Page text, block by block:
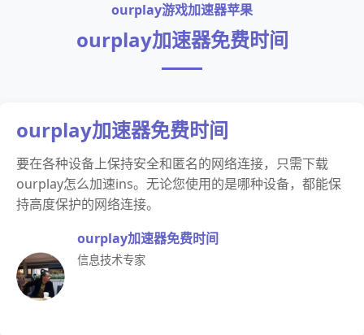
ourplay游戏加速器苹果
ourplay加速器免费时间
ourplay加速器免费时间
要在各种设备上保持安全和匿名的网络连接，只需下载
ourplay怎么加速ins。无论您使用的是哪种设备，都能保
持高度保护的网络连接。
ourplay加速器免费时间
信息技术专家